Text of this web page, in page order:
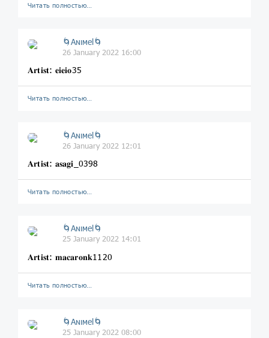
Читать полностью…
🌀Aɴιмel🌀
26 January 2022 16:00
𝐀𝐫𝐭𝐢𝐬𝐭: 𝐞𝐢𝐞𝐢𝐨35
Читать полностью…
🌀Aɴιмel🌀
26 January 2022 12:01
𝐀𝐫𝐭𝐢𝐬𝐭: 𝐚𝐬𝐚𝐠𝐢_0398
Читать полностью…
🌀Aɴιмel🌀
25 January 2022 14:01
𝐀𝐫𝐭𝐢𝐬𝐭: 𝐦𝐚𝐜𝐚𝐫𝐨𝐧𝐤1120
Читать полностью…
🌀Aɴιмel🌀
25 January 2022 08:00